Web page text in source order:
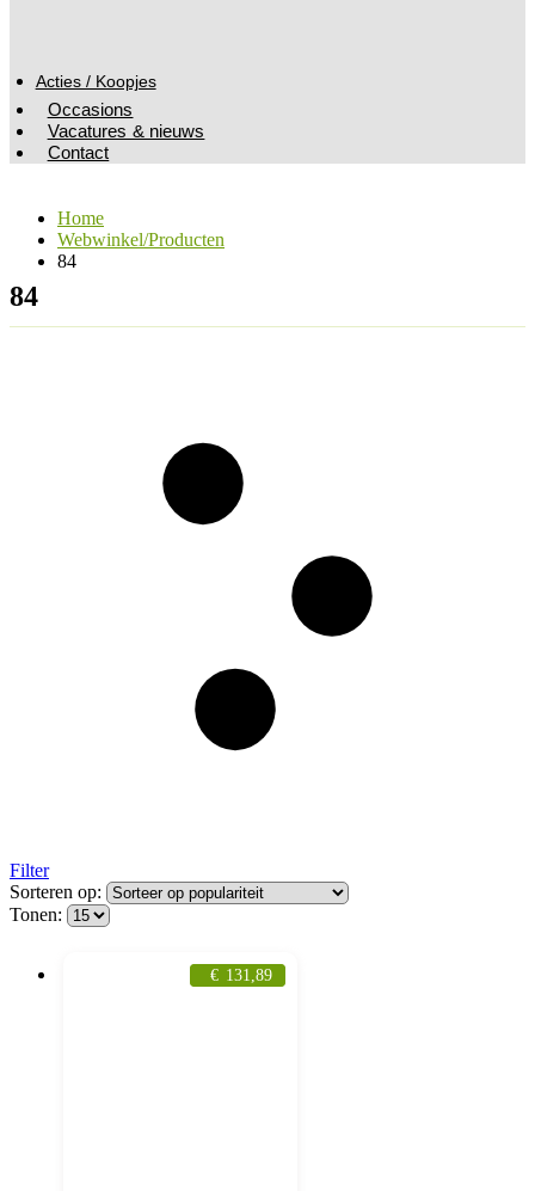
Acties / Koopjes
Occasions
Vacatures & nieuws
Contact
Home
Webwinkel/Producten
84
84
Filter
Sorteren op:
Tonen:
€ 131,89